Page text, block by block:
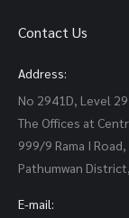
Contact Us
Address:
No 2941D, Level
The Offices at
999/9 Rama I
Pathumwan
E-mail: